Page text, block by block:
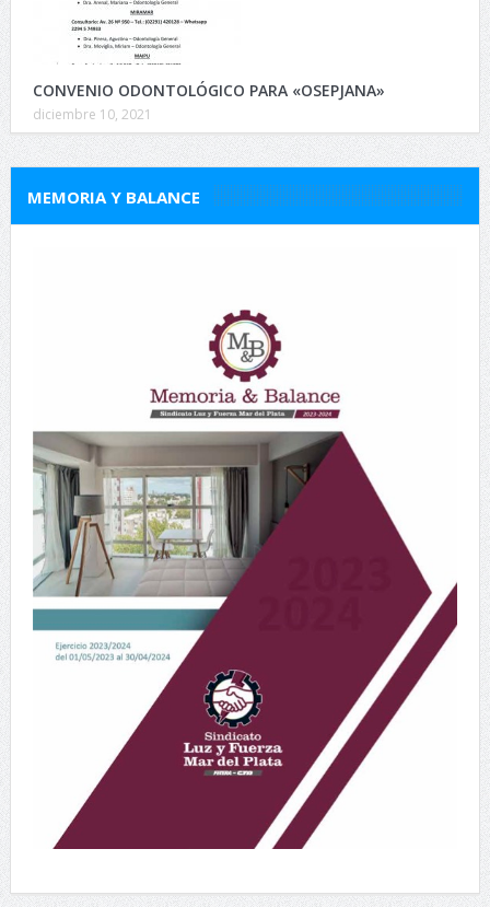
CONVENIO ODONTOLÓGICO PARA «OSEPJANA»
diciembre 10, 2021
MEMORIA Y BALANCE